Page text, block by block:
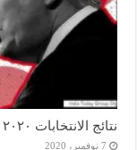
نتائج الانتخابات ٢٠٢٠ الولايات المتحدة الامريكية الاولية حتى الان
7 نوفمبر، 2020